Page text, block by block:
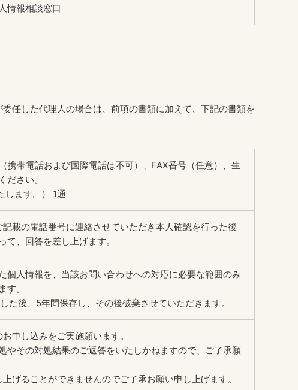
情報相談窓口
任した代理人の場合は、前項の書類に加えて、下記の書類を
帯電話および国際電話は不可）、FAX番号（任意）、生
ださい。
します。） 1通
載の電話番号に連絡させていただき本人確認を行った後
、回答を差し上げます。
人情報を、当該お問い合わせへの対応に必要な範囲のみ
す。
後、5年間保存し、その後破棄させていただきます。
申し込みをご実施願います。
その対処結果のご返答をいたしかねますので、ご了承願
げることができませんのでご了承お願い申し上げます。